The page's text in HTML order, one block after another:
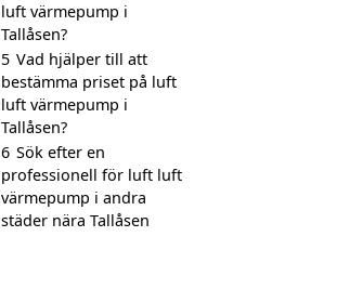
luft värmepump i
Tallåsen?
5 Vad hjälper till att
bestämma priset på luft
luft värmepump i
Tallåsen?
6 Sök efter en
professionell för luft luft
värmepump i andra
städer nära Tallåsen